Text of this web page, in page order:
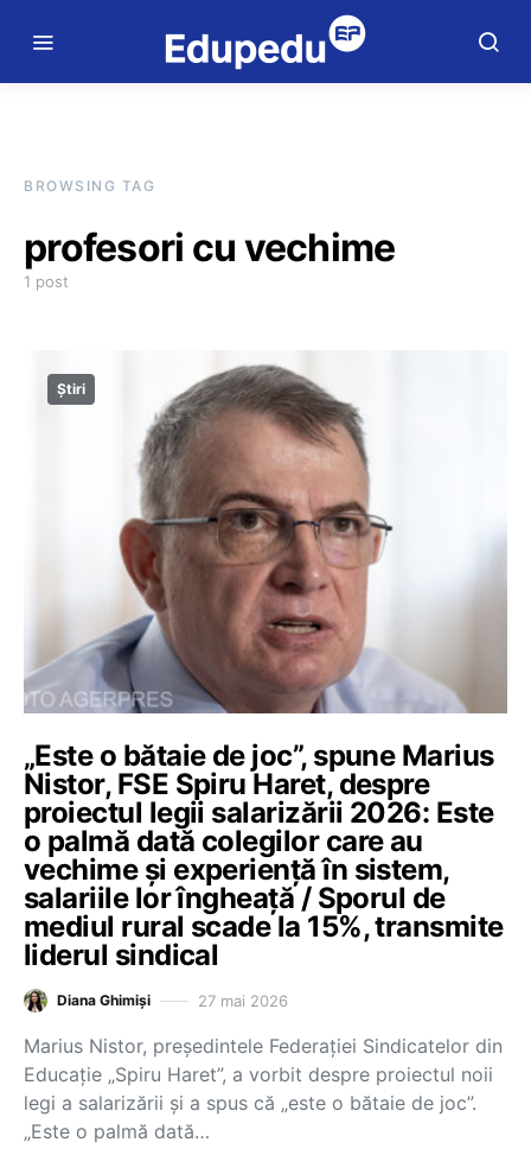
BROWSING TAG
profesori cu vechime
1 post
Știri
„Este o bătaie de joc”, spune Marius
Nistor, FSE Spiru Haret, despre
proiectul legii salarizării 2026: Este
o palmă dată colegilor care au
vechime și experiență în sistem,
salariile lor îngheață / Sporul de
mediul rural scade la 15%, transmite
liderul sindical
Diana Ghimiși 27 mai 2026
Marius Nistor, președintele Federației Sindicatelor din
Educație „Spiru Haret”, a vorbit despre proiectul noii
legi a salarizării și a spus că „este o bătaie de joc”.
„Este o palmă dată…